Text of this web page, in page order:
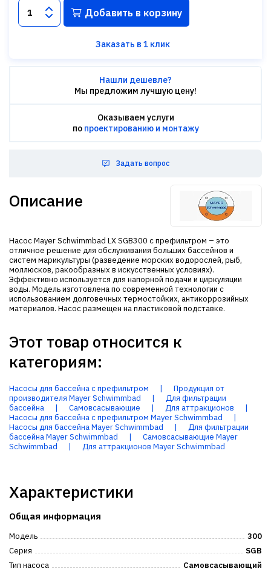
Добавить в корзину
Заказать в 1 клик
Нашли дешевле?
Мы предложим лучшую цену!
Оказываем услуги
по проектированию и монтажу
Задать вопрос
Описание
Насос Mayer Schwimmbad LX SGB300 с префильтром – это
отличное решение для обслуживания больших бассейнов и
систем марикультуры (разведение морских водорослей, рыб,
моллюсков, ракообразных в искусственных условиях).
Эффективно используется для напорной подачи и циркуляции
воды. Модель изготовлена по современной технологии с
использованием долговечных термостойких, антикоррозийных
материалов. Насос размещен на пластиковой подставке.
Этот товар относится к
категориям:
Насосы для бассейна с префильтром |
Продукция от
производителя Mayer Schwimmbad
|
Для фильтрации
бассейна
| Самовсасывающие | Для аттракционов
|
Насосы для бассейна с префильтром Mayer Schwimmbad
|
Насосы для бассейна Mayer Schwimmbad
|
Для фильтрации
бассейна Mayer Schwimmbad
|
Самовсасывающие Mayer
Schwimmbad
| Для аттракционов Mayer Schwimmbad
Характеристики
Общая информация
Модель
300
Серия
SGB
Тип насоса
Самовсасывающий